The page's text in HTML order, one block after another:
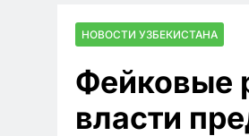
НОВОСТИ УЗБЕКИСТАНА
Фейковые
власти